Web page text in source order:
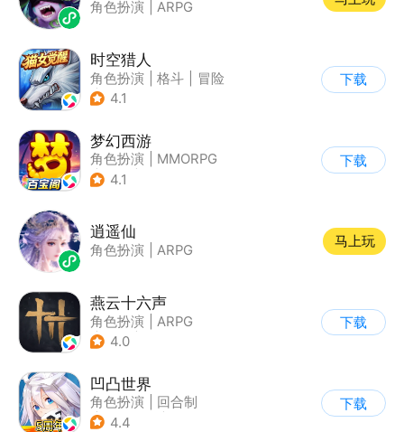
角色扮演 ARPG
时空猎人
角色扮演 格斗
冒险
| 时空猎人
4.1
下载
梦幻西游
角色扮演
MMORPG
| 西游
4.1
下载
逍遥仙
角色扮演 ARPG
马上玩
燕云十六声
角色扮演
ARPG
| 武侠
4.0
下载
凹凸世界
角色扮演
回合制
| 动漫改编
4.4
下载